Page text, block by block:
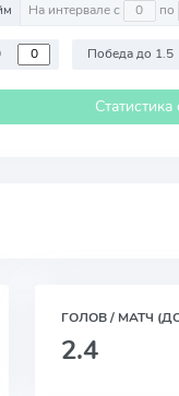
На интервале с по
Победа до 1.5
ГОЛОВ / МАТЧ
2.4